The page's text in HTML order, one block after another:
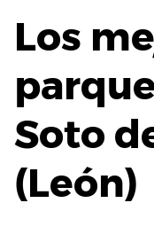
Los
Soto
(León)